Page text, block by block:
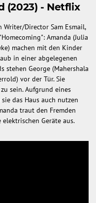
(2023) - Netflix
Director Sam Esmail,
Amanda (Julia
machen mit den Kinder
in einer abgelegenen
stehen George (Mahershala
vor der Tür. Sie
sein. Aufgrund eines
das Haus auch nutzen
traut den Fremden
Geräte aus.